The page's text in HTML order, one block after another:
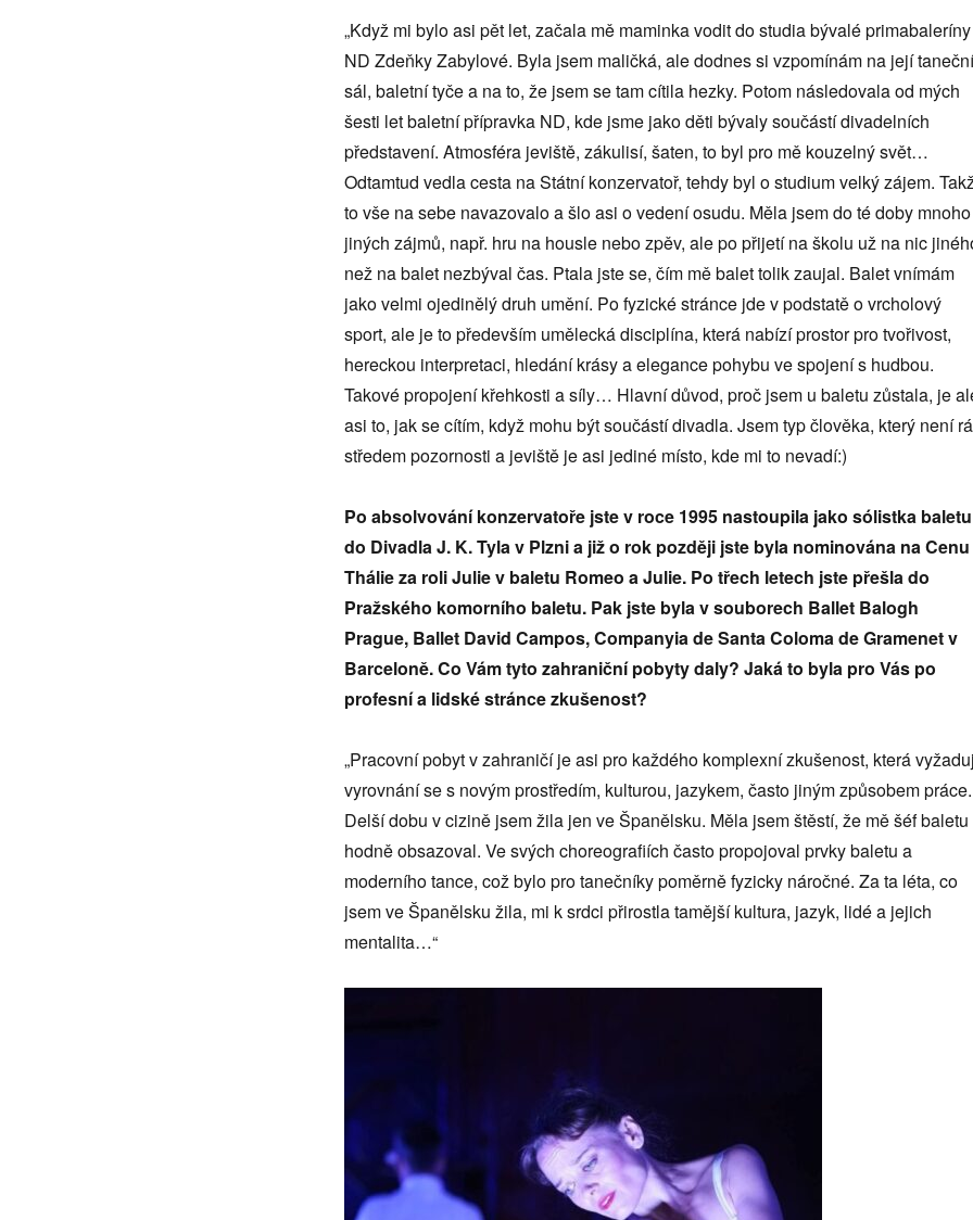
„Když mi bylo asi pět let, začala mě maminka vodit do studia bývalé primabaleríny
ND Zdeňky Zabylové. Byla jsem maličká, ale dodnes si vzpomínám na její taneční
sál, baletní tyče a na to, že jsem se tam cítila hezky. Potom následovala od mých
šesti let baletní přípravka ND, kde jsme jako děti bývaly součástí divadelních
představení. Atmosféra jeviště, zákulisí, šaten, to byl pro mě kouzelný svět…
Odtamtud vedla cesta na Státní konzervatoř, tehdy byl o studium velký zájem.
to vše na sebe navazovalo a šlo asi o vedení osudu. Měla jsem do té doby mnoho
jiných zájmů, např. hru na housle nebo zpěv, ale po přijetí na školu už na nic
než na balet nezbýval čas. Ptala jste se, čím mě balet tolik zaujal. Balet vnímám
jako velmi ojedinělý druh umění. Po fyzické stránce jde v podstatě o vrcholový
sport, ale je to především umělecká disciplína, která nabízí prostor pro tvořivost,
hereckou interpretaci, hledání krásy a elegance pohybu ve spojení s hudbou.
Takové propojení křehkosti a síly… Hlavní důvod, proč jsem u baletu zůstala, je
asi to, jak se cítím, když mohu být součástí divadla. Jsem typ člověka, který není
středem pozornosti a jeviště je asi jediné místo, kde mi to nevadí:)
Po absolvování konzervatoře jste v roce 1995 nastoupila jako sólistka baletu
do Divadla J. K. Tyla v Plzni a již o rok později jste byla nominována na Cenu
Thálie za roli Julie v baletu Romeo a Julie. Po třech letech jste přešla do
Pražského komorního baletu. Pak jste byla v souborech Ballet Balogh
Prague, Ballet David Campos, Companyia de Santa Coloma de Gramenet v
Barceloně. Co Vám tyto zahraniční pobyty daly? Jaká to byla pro Vás po
profesní a lidské stránce zkušenost?
„Pracovní pobyt v zahraničí je asi pro každého komplexní zkušenost, která
vyrovnání se s novým prostředím, kulturou, jazykem, často jiným způsobem práce.
Delší dobu v cizině jsem žila jen ve Španělsku. Měla jsem štěstí, že mě šéf baletu
hodně obsazoval. Ve svých choreografiích často propojoval prvky baletu a
moderního tance, což bylo pro tanečníky poměrně fyzicky náročné. Za ta léta, co
jsem ve Španělsku žila, mi k srdci přirostla tamější kultura, jazyk, lidé a jejich
mentalita…“